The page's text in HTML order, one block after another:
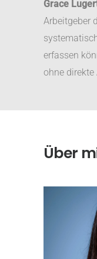
Grace
Arbeitgeber
erfassen
ohne direkte
Über